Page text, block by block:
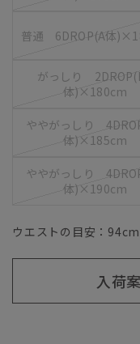
普通 6DROP(A体
がっしり
体)×180cm
ややがっしり
体)×185cm
ややがっしり
体)×190cm
ウエストの目安： 94cm
入荷